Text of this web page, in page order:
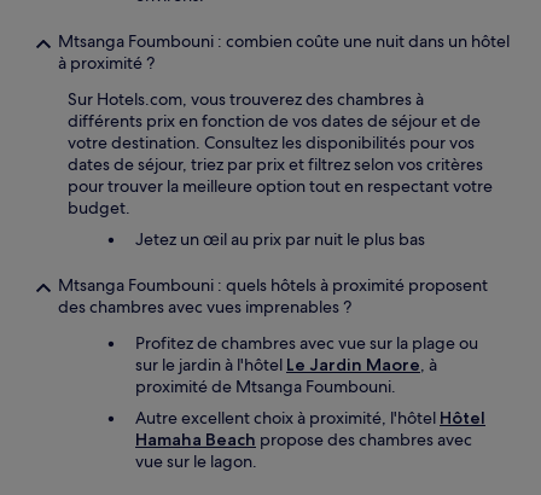
Mtsanga Foumbouni : combien coûte une nuit dans un hôtel
à proximité ?
Sur Hotels.com, vous trouverez des chambres à
différents prix en fonction de vos dates de séjour et de
votre destination. Consultez les disponibilités pour vos
dates de séjour, triez par prix et filtrez selon vos critères
pour trouver la meilleure option tout en respectant votre
budget.
Jetez un œil au prix par nuit le plus bas
Mtsanga Foumbouni : quels hôtels à proximité proposent
des chambres avec vues imprenables ?
Profitez de chambres avec vue sur la plage ou
sur le jardin à l'hôtel Le Jardin Maore, à
proximité de Mtsanga Foumbouni.
Autre excellent choix à proximité, l'hôtel Hôtel
Hamaha Beach propose des chambres avec
vue sur le lagon.